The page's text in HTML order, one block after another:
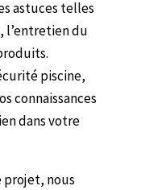
astuces telles
l’entretien du
piscine,
connaissances
dans votre
projet, nous